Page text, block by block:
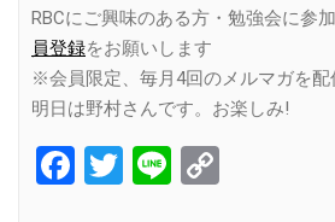
RBCにご興味のある方・勉強会に参
員登録をお願いします
※会員限定、毎月4回のメルマガを配
明日は野村さんです。お楽しみ!
Facebook
Twitter
Line